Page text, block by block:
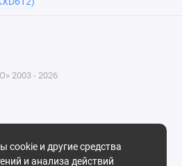
и другие средства
и анализа действий
2003 - 2026